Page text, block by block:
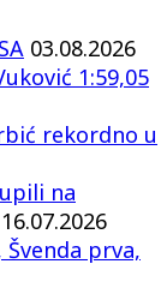
03.08.2026
1:59,05
rekordno u
na
16.07.2026
prva,